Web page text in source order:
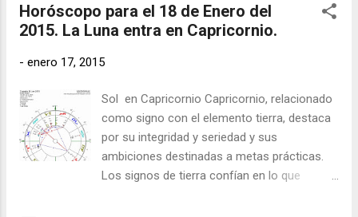
Horóscopo para el 18 de Enero del
2015. La Luna entra en Capricornio.
- enero 17, 2015
Sol en Capricornio Capricornio, relacionado
como signo con el elemento tierra, destaca
por su integridad y seriedad y sus
ambiciones destinadas a metas prácticas.
Los signos de tierra confían en lo que